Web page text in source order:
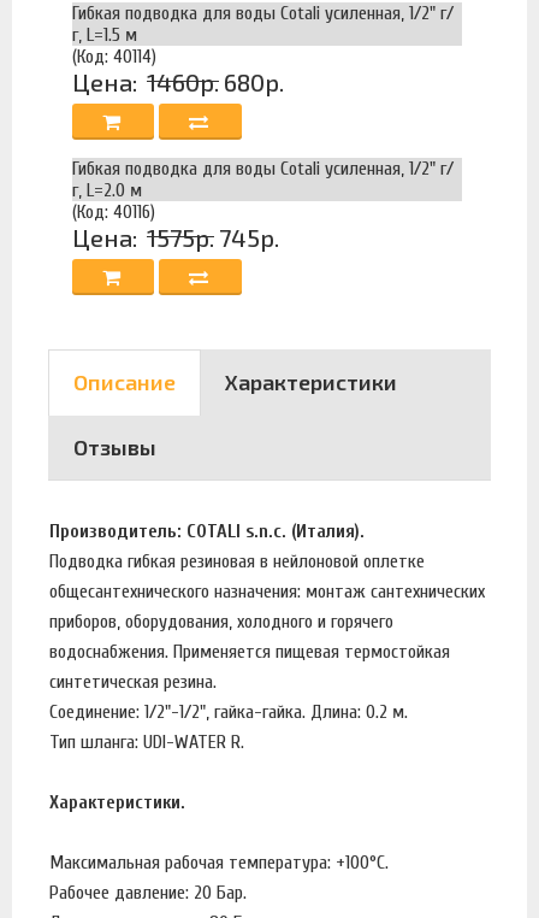
Гибкая подводка для воды Cotali усиленная, 1/2" г/
г, L=1.5 м
(Код: 40114)
Цена: 1460р. 680р.
Гибкая подводка для воды Cotali усиленная, 1/2" г/
г, L=2.0 м
(Код: 40116)
Цена: 1575р. 745р.
Описание Характеристики
Отзывы
Производитель: COTALI s.n.c. (Италия).
Подводка гибкая резиновая в нейлоновой оплетке
общесантехнического назначения: монтаж сантехнических
приборов, оборудования, холодного и горячего
водоснабжения. Применяется пищевая термостойкая
синтетическая резина.
Соединение: 1/2"-1/2", гайка-гайка. Длина: 0.2 м.
Тип шланга: UDI-WATER R.
Характеристики.
Максимальная рабочая температура: +100°C.
Рабочее давление: 20 Бар.